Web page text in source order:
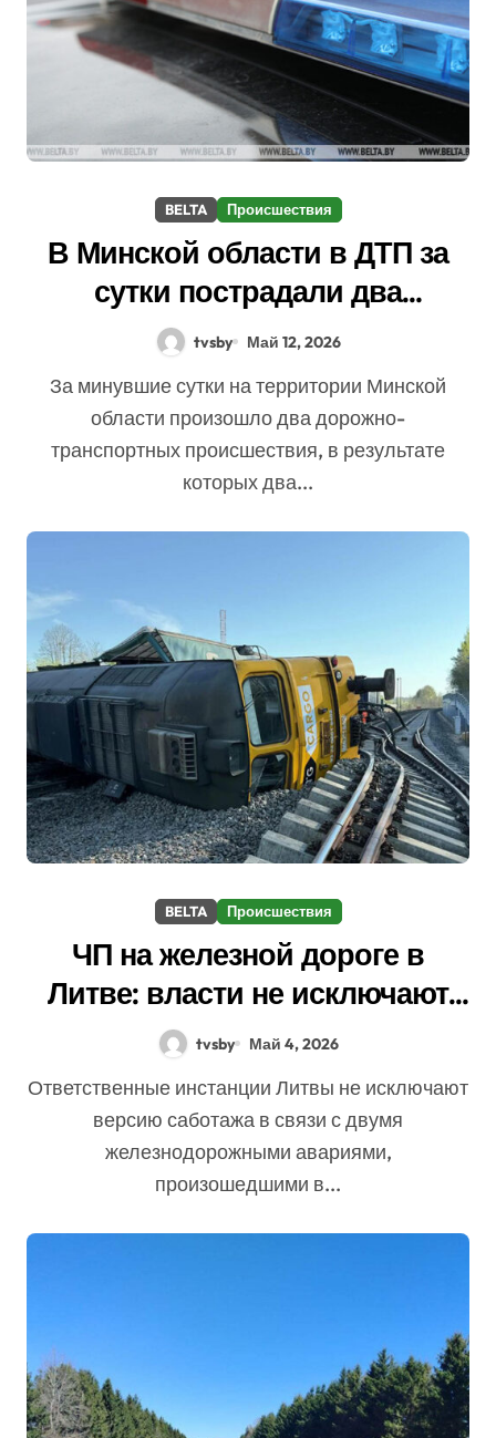
BELTA Происшествия
В Минской области в ДТП за
сутки пострадали два
человека
tvsby Май 12, 2026
За минувшие сутки на территории Минской
области произошло два дорожно-
транспортных происшествия, в результате
которых два...
BELTA Происшествия
ЧП на железной дороге в
Литве: власти не исключают
версию саботажа
tvsby Май 4, 2026
Ответственные инстанции Литвы не исключают
версию саботажа в связи с двумя
железнодорожными авариями,
произошедшими в...